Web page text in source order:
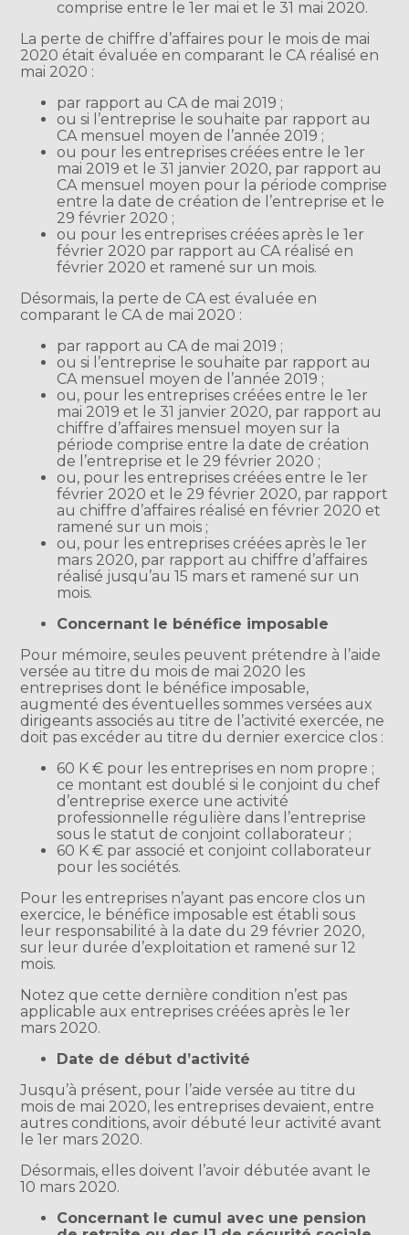
comprise entre le 1er mai et le 31 mai 2020.
La perte de chiffre d’affaires pour le mois de mai
2020 était évaluée en comparant le CA réalisé en
mai 2020 :
par rapport au CA de mai 2019 ;
ou si l’entreprise le souhaite par rapport au
CA mensuel moyen de l’année 2019 ;
ou pour les entreprises créées entre le 1er
mai 2019 et le 31 janvier 2020, par rapport au
CA mensuel moyen pour la période comprise
entre la date de création de l’entreprise et le
29 février 2020 ;
ou pour les entreprises créées après le 1er
février 2020 par rapport au CA réalisé en
février 2020 et ramené sur un mois.
Désormais, la perte de CA est évaluée en
comparant le CA de mai 2020 :
par rapport au CA de mai 2019 ;
ou si l’entreprise le souhaite par rapport au
CA mensuel moyen de l’année 2019 ;
ou, pour les entreprises créées entre le 1er
mai 2019 et le 31 janvier 2020, par rapport au
chiffre d’affaires mensuel moyen sur la
période comprise entre la date de création
de l’entreprise et le 29 février 2020 ;
ou, pour les entreprises créées entre le 1er
février 2020 et le 29 février 2020, par rapport
au chiffre d’affaires réalisé en février 2020 et
ramené sur un mois ;
ou, pour les entreprises créées après le 1er
mars 2020, par rapport au chiffre d’affaires
réalisé jusqu’au 15 mars et ramené sur un
mois.
Concernant le bénéfice imposable
Pour mémoire, seules peuvent prétendre à l’aide
versée au titre du mois de mai 2020 les
entreprises dont le bénéfice imposable,
augmenté des éventuelles sommes versées aux
dirigeants associés au titre de l’activité exercée, ne
doit pas excéder au titre du dernier exercice clos :
60 K € pour les entreprises en nom propre ;
ce montant est doublé si le conjoint du chef
d’entreprise exerce une activité
professionnelle régulière dans l’entreprise
sous le statut de conjoint collaborateur ;
60 K € par associé et conjoint collaborateur
pour les sociétés.
Pour les entreprises n’ayant pas encore clos un
exercice, le bénéfice imposable est établi sous
leur responsabilité à la date du 29 février 2020,
sur leur durée d’exploitation et ramené sur 12
mois.
Notez que cette dernière condition n’est pas
applicable aux entreprises créées après le 1er
mars 2020.
Date de début d’activité
Jusqu’à présent, pour l’aide versée au titre du
mois de mai 2020, les entreprises devaient, entre
autres conditions, avoir débuté leur activité avant
le 1er mars 2020.
Désormais, elles doivent l’avoir débutée avant le
10 mars 2020.
Concernant le cumul avec une pension